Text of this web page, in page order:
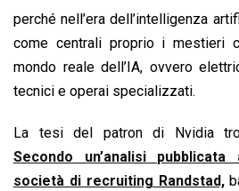
perché nell’era dell’intelligenza
come centrali proprio i mestieri
mondo reale dell’IA, ovvero
tecnici e operai specializzati.
La tesi del patron di Nvidia
Secondo un’analisi
società di recruiting Randstad,